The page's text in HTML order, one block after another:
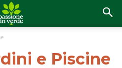
e Piscine